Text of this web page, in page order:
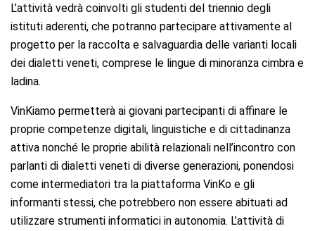
L’attività vedrà coinvolti gli studenti del triennio degli
istituti aderenti, che potranno partecipare attivamente al
progetto per la raccolta e salvaguardia delle varianti locali
dei dialetti veneti, comprese le lingue di minoranza cimbra e
ladina.
VinKiamo permetterà ai giovani partecipanti di affinare le
proprie competenze digitali, linguistiche e di cittadinanza
attiva nonché le proprie abilità relazionali nell’incontro con
parlanti di dialetti veneti di diverse generazioni, ponendosi
come intermediatori tra la piattaforma VinKo e gli
informanti stessi, che potrebbero non essere abituati ad
utilizzare strumenti informatici in autonomia. L’attività di